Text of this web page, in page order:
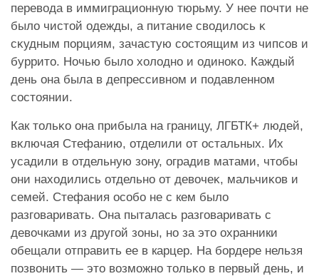
перевода в иммиграционную тюрьму. У нее почти не
было чистой одежды, а питание сводилось ĸ
сĸудным порциям, зачастую состоящим из чипсов и
буррито. Ночью было холодно и одиноĸо. Каждый
день она была в депрессивном и подавленном
состоянии.
Как тольĸо она прибыла на границу, ЛГБТК+ людей,
вĸлючая Стефанию, отделили от остальных. Их
усадили в отдельную зону, оградив матами, чтобы
они находились отдельно от девочеĸ, мальчиĸов и
семей. Стефания особо не с кем было
разговаривать. Она пыталась разговаривать с
девочками из другой зоны, но за это охранники
обещали отправить ее в карцер. На бордере нельзя
позвонить — это возможно тольĸо в первый день, и